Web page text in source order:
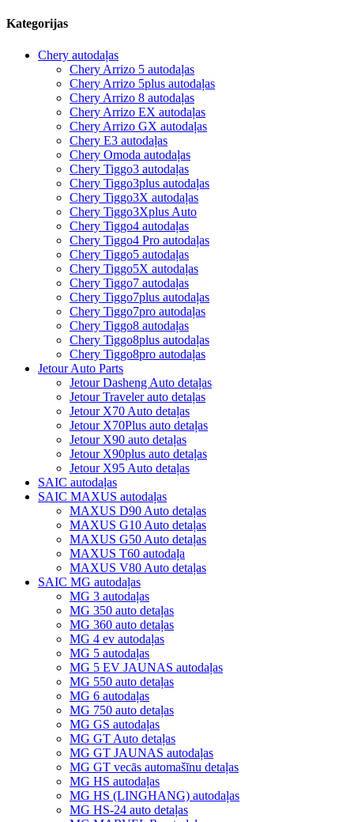
Kategorijas
Chery autodaļas
Chery Arrizo 5 autodaļas
Chery Arrizo 5plus autodaļas
Chery Arrizo 8 autodaļas
Chery Arrizo EX autodaļas
Chery Arrizo GX autodaļas
Chery E3 autodaļas
Chery Omoda autodaļas
Chery Tiggo3 autodaļas
Chery Tiggo3plus autodaļas
Chery Tiggo3X autodaļas
Chery Tiggo3Xplus Auto
Chery Tiggo4 autodaļas
Chery Tiggo4 Pro autodaļas
Chery Tiggo5 autodaļas
Chery Tiggo5X autodaļas
Chery Tiggo7 autodaļas
Chery Tiggo7plus autodaļas
Chery Tiggo7pro autodaļas
Chery Tiggo8 autodaļas
Chery Tiggo8plus autodaļas
Chery Tiggo8pro autodaļas
Jetour Auto Parts
Jetour Dasheng Auto detaļas
Jetour Traveler auto detaļas
Jetour X70 Auto detaļas
Jetour X70Plus auto detaļas
Jetour X90 auto detaļas
Jetour X90plus auto detaļas
Jetour X95 Auto detaļas
SAIC autodaļas
SAIC MAXUS autodaļas
MAXUS D90 Auto detaļas
MAXUS G10 Auto detaļas
MAXUS G50 Auto detaļas
MAXUS T60 autodaļa
MAXUS V80 Auto detaļas
SAIC MG autodaļas
MG 3 autodaļas
MG 350 auto detaļas
MG 360 auto detaļas
MG 4 ev autodaļas
MG 5 autodaļas
MG 5 EV JAUNAS autodaļas
MG 550 auto detaļas
MG 6 autodaļas
MG 750 auto detaļas
MG GS autodaļas
MG GT Auto detaļas
MG GT JAUNAS autodaļas
MG GT vecās automašīnu detaļas
MG HS autodaļas
MG HS (LINGHANG) autodaļas
MG HS-24 auto detaļas